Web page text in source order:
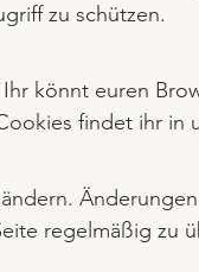
zu schützen.
könnt euren
findet ihr in
regelmäßig zu